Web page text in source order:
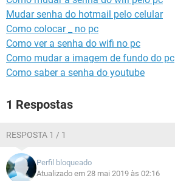
GUIA DE COMPRAS
Mudar senha do hotmail pelo celular
Como colocar _ no pc
Como ver a senha do wifi no pc
Como mudar a imagem de fundo do pc
Como saber a senha do youtube
1 Respostas
RESPOSTA 1 / 1
Perfil bloqueado
Atualizado em 28 mai 2019 às 02:16